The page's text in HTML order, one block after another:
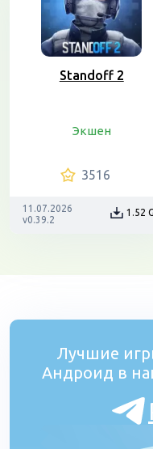
Standoff 2
Экшен
3516
11.07.2026
v0.39.2
1.52
Лучшие
Андроид в